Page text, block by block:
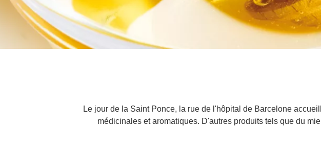
Le jour de la Saint Ponce, la rue de l'hôpital de Barcelone
médicinales et aromatiques. D'autres produits tels que du